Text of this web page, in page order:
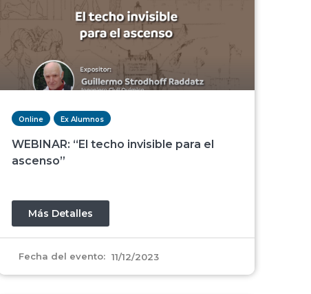
Online Ex Alumnos
WEBINAR: “El techo invisible para el
ascenso”
Más Detalles
Fecha del evento: 11/12/2023